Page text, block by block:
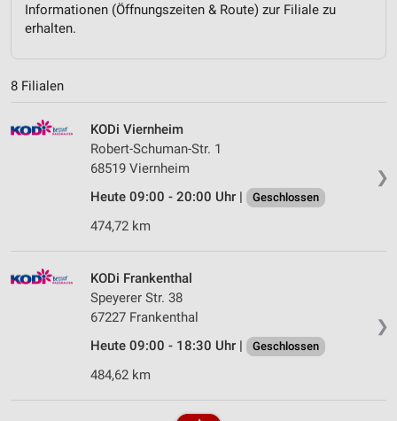
Informationen (Öffnungszeiten & Route) zur Filiale zu
erhalten.
8 Filialen
❯
KODi Viernheim
Robert-Schuman-Str. 1
68519 Viernheim
Heute 09:00 - 20:00 Uhr |
Geschlossen
474,72 km
❯
KODi Frankenthal
Speyerer Str. 38
67227 Frankenthal
Heute 09:00 - 18:30 Uhr |
Geschlossen
484,62 km